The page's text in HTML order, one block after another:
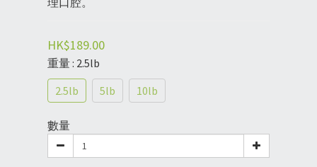
HK$189.00
重量: 2.5lb
2.5lb
5lb 10lb
數量